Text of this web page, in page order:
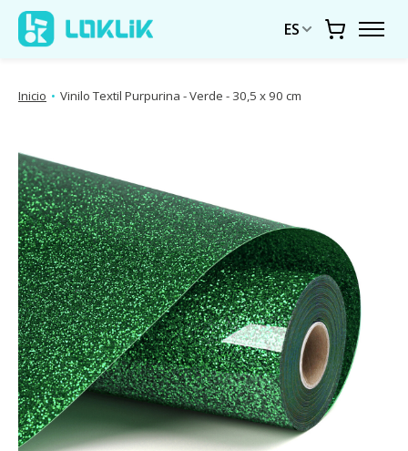
ES Carrito
Inicio • Vinilo Textil Purpurina - Verde - 30,5 x 90 cm